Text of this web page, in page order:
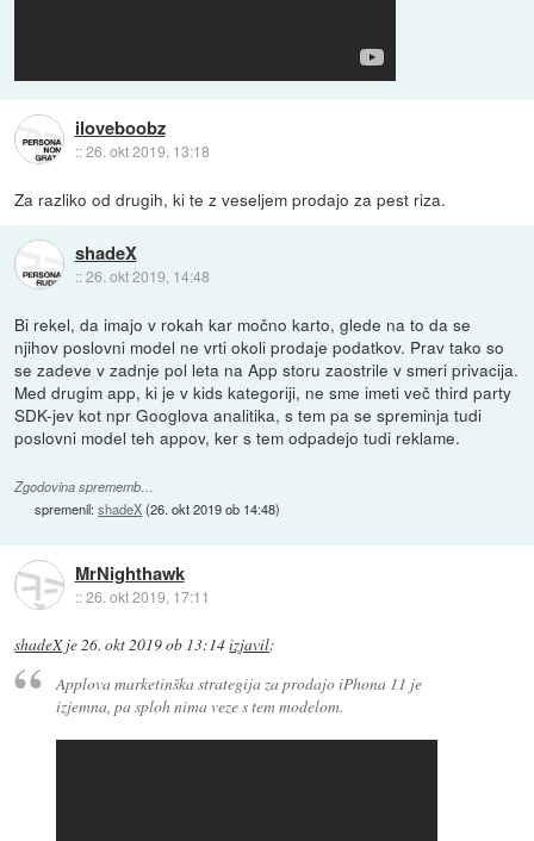
iloveboobz
::26. okt 2019, 13:18
Za razliko od drugih, ki te z veseljem prodajo za pest riza.
shadeX
::26. okt 2019, 14:48
Bi rekel, da imajo v rokah kar močno karto, glede na to da se
njihov poslovni model ne vrti okoli prodaje podatkov. Prav tako so
se zadeve v zadnje pol leta na App storu zaostrile v smeri privacija.
Med drugim app, ki je v kids kategoriji, ne sme imeti več third party
SDK-jev kot npr Googlova analitika, s tem pa se spreminja tudi
poslovni model teh appov, ker s tem odpadejo tudi reklame.
Zgodovina sprememb…
spremenil:shadeX(26. okt 2019 ob 14:48)
MrNighthawk
::26. okt 2019, 17:11
shadeXje26. okt 2019 ob 13:14izjavil:
Applova marketinška strategija za prodajo iPhona 11 je
izjemna, pa sploh nima veze s tem modelom.